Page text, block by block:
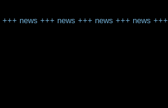
+++ news +++ news +++ news +++ news +++